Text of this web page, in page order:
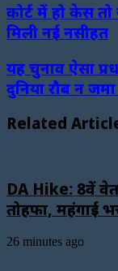
कोर्ट में हो केस
मिली नई नसीहत
यह चुनाव ऐसा
दुनिया रौब न
Related
DA Hike: 8वें
तोहफा, महंगाई
26 minutes ago